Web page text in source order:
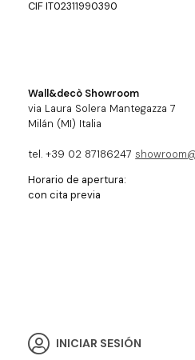
CIF IT02311990390
Wall&decò Showroom
via Laura Solera Mantegazza 7
Milán (MI) Italia
tel. +39 02 87186247
Horario de apertura:
con cita previa
INICIAR SESIÓN